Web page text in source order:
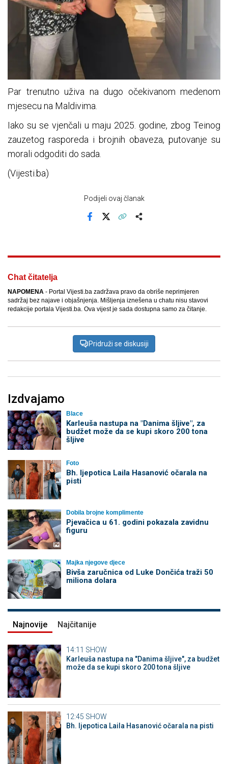
Par trenutno uživa na dugo očekivanom medenom
mjesecu na Maldivima.
Iako su se vjenčali u maju 2025. godine, zbog Teinog
zauzetog rasporeda i brojnih obaveza, putovanje su
morali odgoditi do sada.
(Vijesti.ba)
Podijeli ovaj članak
Chat čitatelja
NAPOMENA - Portal Vijesti.ba zadržava pravo da obriše neprimjeren
sadržaj bez najave i objašnjenja. Mišljenja iznešena u chatu nisu stavovi
redakcije portala Vijesti.ba. Ova vijest je sada dostupna samo za čitanje.
Pridruži se diskusiji
Izdvajamo
Blace
Karleuša nastupa na "Danima šljive", za
budžet može da se kupi skoro 200 tona
šljive
Foto
Bh. ljepotica Laila Hasanović očarala na
pisti
Dobila brojne komplimente
Pjevačica u 61. godini pokazala zavidnu
figuru
Majka njegove djece
Bivša zaručnica od Luke Dončića traži 50
miliona dolara
Najnovije Najčitanije
14:11 SHOW
Karleuša nastupa na "Danima šljive", za budžet
može da se kupi skoro 200 tona šljive
12:45 SHOW
Bh. ljepotica Laila Hasanović očarala na pisti